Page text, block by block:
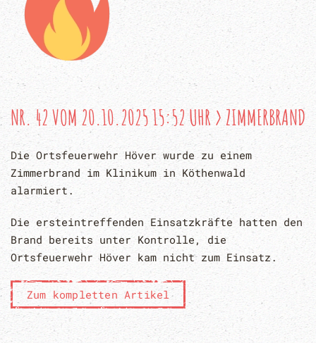
NR. 42 VOM 20.10.2025 15:52 UHR > ZIMMERBRAND
Die Ortsfeuerwehr Höver wurde zu einem
Zimmerbrand im Klinikum in Köthenwald
alarmiert.
Die ersteintreffenden Einsatzkräfte hatten den
Brand bereits unter Kontrolle, die
Ortsfeuerwehr Höver kam nicht zum Einsatz.
Zum kompletten Artikel